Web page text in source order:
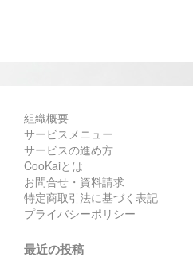
組織概要
サービスメニュー
サービスの進め方
CooKaiとは
お問合せ・資料請求
特定商取引法に基づく表記
プライバシーポリシー
最近の投稿